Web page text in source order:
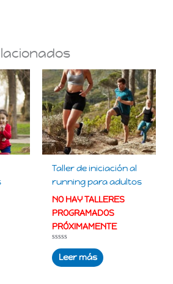
Taller de iniciación al
running para adultos
NO HAY TALLERES
PROGRAMADOS
PRÓXIMAMENTE
Valorado
con
0
de
Leer más